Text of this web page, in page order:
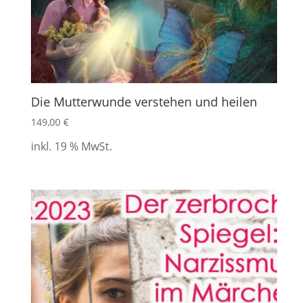
Die Mutterwunde verstehen und heilen
149,00 €
inkl. 19 % MwSt.